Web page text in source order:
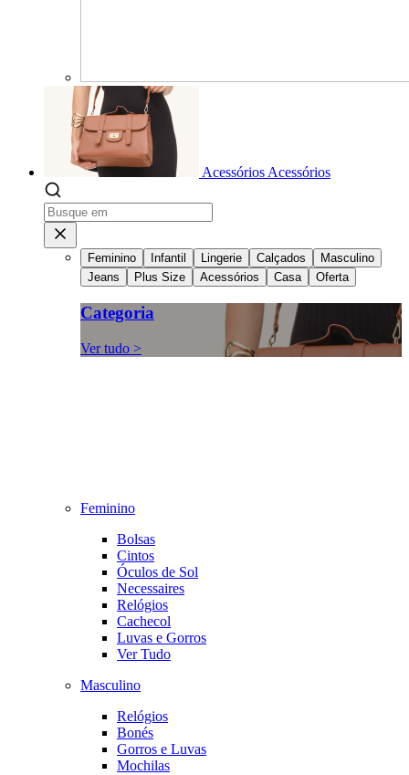
Acessórios Acessórios
Feminino Infantil Lingerie Calçados
Masculino
Jeans
Plus Size Acessórios Casa Oferta
Categoria
Ver tudo >
Feminino
Bolsas
Cintos
Óculos de Sol
Necessaires
Relógios
Cachecol
Luvas e Gorros
Ver Tudo
Masculino
Relógios
Bonés
Gorros e Luvas
Mochilas